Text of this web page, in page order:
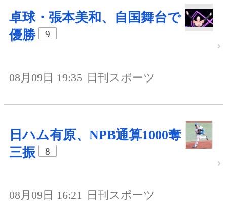
卓球・張本美和、自国舞台で
優勝
9
08月09日 19:35 日刊スポーツ
日ハム有原、NPB通算1000奪
三振
8
08月09日 16:21 日刊スポーツ